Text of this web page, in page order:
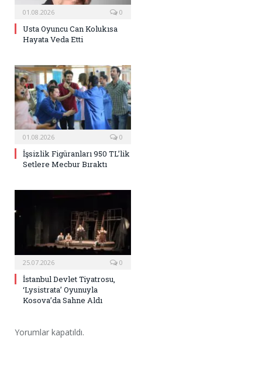
01.08.2026 0
Usta Oyuncu Can Kolukısa
Hayata Veda Etti
01.08.2026 0
İşsizlik Figüranları 950 TL’lik
Setlere Mecbur Bıraktı
25.07.2026 0
İstanbul Devlet Tiyatrosu,
‘Lysistrata’ Oyunuyla
Kosova’da Sahne Aldı
Yorumlar kapatıldı.